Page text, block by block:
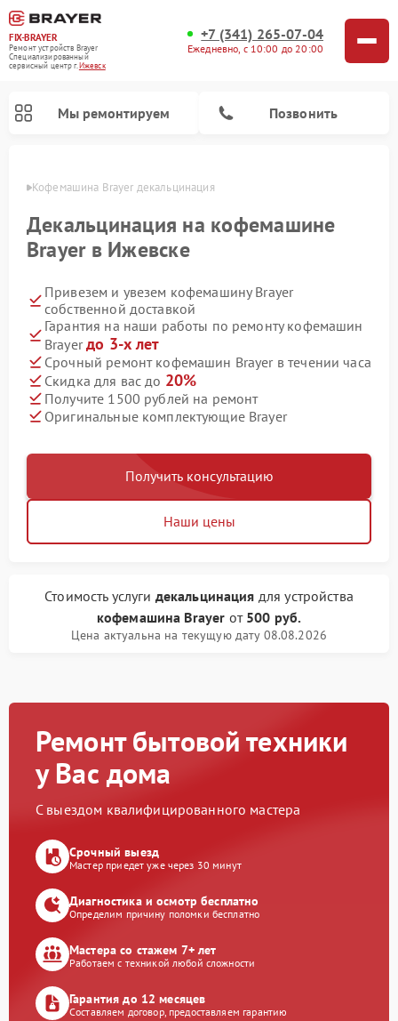
FIX-BRAYER
Ремонт устройств Brayer
Специализированный
cервисный центр г.Ижевск
+7 (341) 265-07-04
Ежедневно, с 10:00 до 20:00
Мы ремонтируем Позвонить
Кофемашина Brayer декальцинация
Декальцинация на кофемашине
Brayer в Ижевске
Привезем и увезем кофемашину Brayer
собственной доставкой
Гарантия на наши работы по ремонту кофемашин
Brayerдо 3-х лет
Срочный ремонт кофемашин Brayer в течении часа
Скидка для вас до 20%
Получите 1500 рублей на ремонт
Оригинальные комплектующие Brayer
Получить консультацию
Наши цены
Стоимость услуги декальцинация для устройства
кофемашина Brayer от 500 руб.
Цена актуальна на текущую дату 08.08.2026
Ремонт бытовой техники
у Вас дома
С выездом квалифицированного мастера
Срочный выезд
Мастер приедет уже через 30 минут
Диагностика и осмотр бесплатно
Определим причину поломки бесплатно
Мастера со стажем 7+ лет
Работаем с техникой любой сложности
Гарантия до 12 месяцев
Составляем договор, предоставляем гарантию